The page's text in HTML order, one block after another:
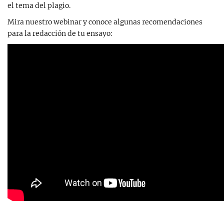
el tema del plagio.
Mira nuestro webinar y conoce algunas recomendaciones
para la redacción de tu ensayo: